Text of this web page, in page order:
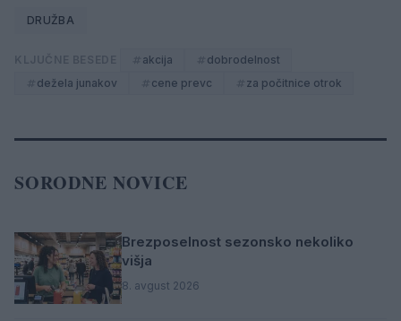
DRUŽBA
akcija
dobrodelnost
dežela junakov
cene prevc za počitnice otrok
SORODNE NOVICE
Brezposelnost sezonsko nekoliko
višja
8. avgust 2026